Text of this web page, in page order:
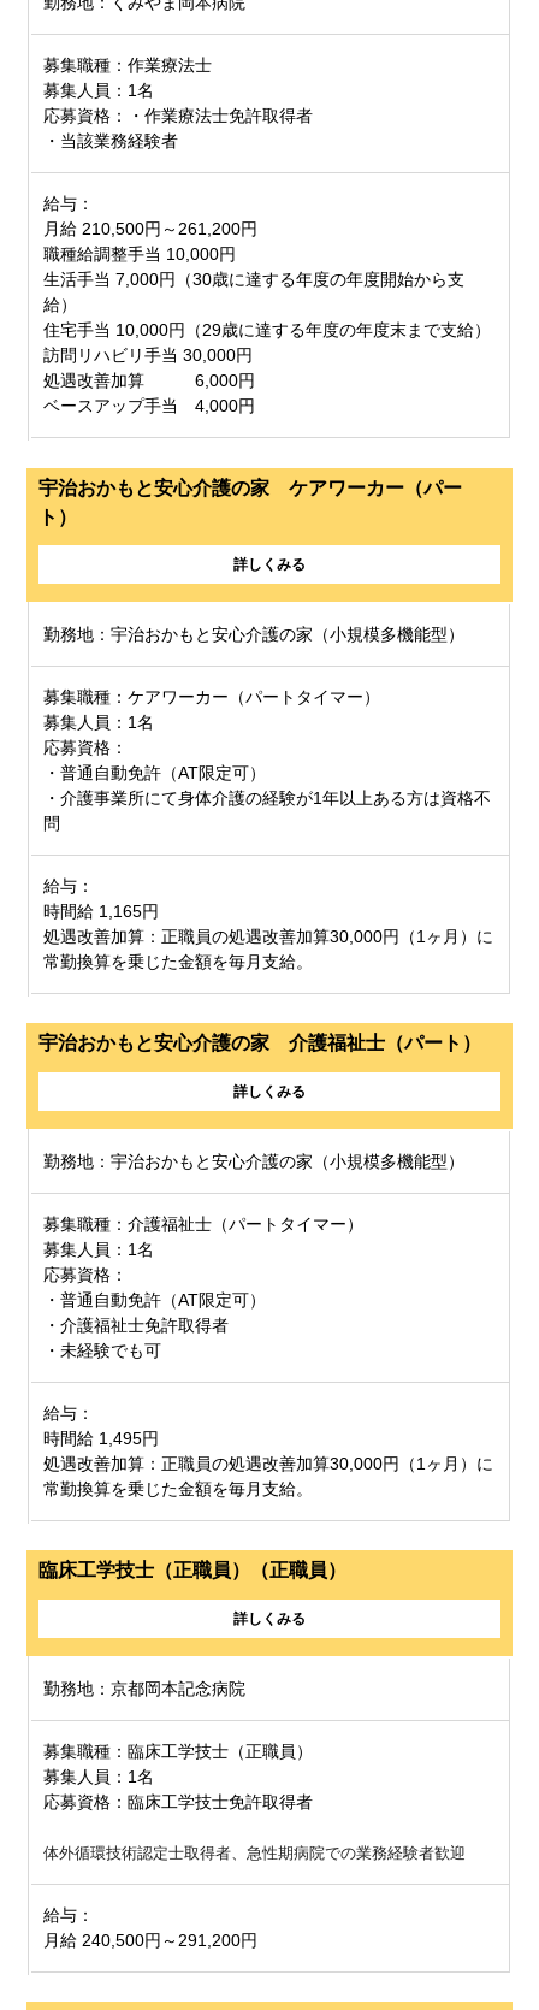
募集職種：作業療法士
募集人員：1名
応募資格：・作業療法士免許取得者
・当該業務経験者
給与：
月給 210,500円～261,200円
職種給調整手当 10,000円
生活手当 7,000円（30歳に達する年度の年度開始から支
給）
住宅手当 10,000円（29歳に達する年度の年度末まで支給）
訪問リハビリ手当 30,000円
処遇改善加算 6,000円
ベースアップ手当 4,000円
宇治おかもと安心介護の家 ケアワーカー（パー
ト）
詳しくみる
勤務地：宇治おかもと安心介護の家（小規模多機能型）
募集職種：ケアワーカー（パートタイマー）
募集人員：1名
応募資格：
・普通自動免許（AT限定可）
・介護事業所にて身体介護の経験が1年以上ある方は資格不
問
給与：
時間給 1,165円
処遇改善加算：正職員の処遇改善加算30,000円（1ヶ月）に
常勤換算を乗じた金額を毎月支給。
宇治おかもと安心介護の家 介護福祉士（パート）
詳しくみる
勤務地：宇治おかもと安心介護の家（小規模多機能型）
募集職種：介護福祉士（パートタイマー）
募集人員：1名
応募資格：
・普通自動免許（AT限定可）
・介護福祉士免許取得者
・未経験でも可
給与：
時間給 1,495円
処遇改善加算：正職員の処遇改善加算30,000円（1ヶ月）に
常勤換算を乗じた金額を毎月支給。
臨床工学技士（正職員）（正職員）
詳しくみる
勤務地：京都岡本記念病院
募集職種：臨床工学技士（正職員）
募集人員：1名
応募資格：臨床工学技士免許取得者
体外循環技術認定士取得者、急性期病院での業務経験者歓迎
給与：
月給 240,500円～291,200円